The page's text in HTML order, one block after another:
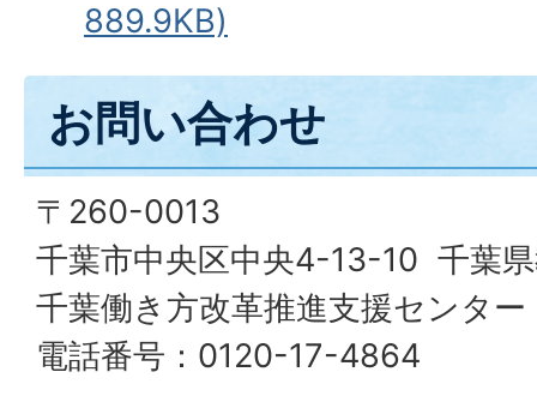
889.9KB)
お問い合わせ
〒260-0013
千葉市中央区中央4-13-10 千葉
千葉働き方改革推進支援センター
電話番号：0120-17-4864